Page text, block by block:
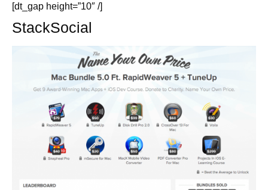
[dt_gap height=”10″ /]
StackSocial